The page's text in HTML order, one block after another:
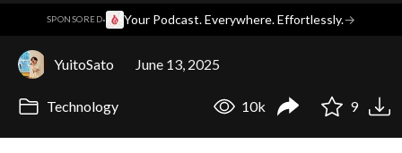
SPONSORED· Your Podcast. Everywhere. Effortlessly.→
YuitoSato June 13, 2025
Technology 10k 9